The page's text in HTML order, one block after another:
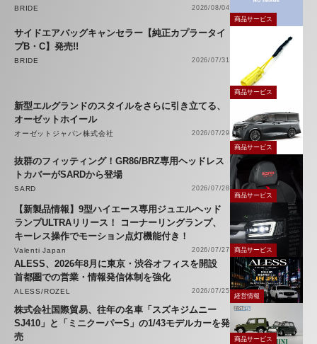
BRIDE
2026/08/04
商品サービス
サイドエアバッグキャンセラー【純正カプラータイ
プB・C】発売!!
BRIDE 2026/07/31
商品サービス
新型エルグランドのスタイルをさらに引き立てる、
オーゼットホイール
オーゼットジャパン株式会社
2026/07/29
商品サービス
抜群のフィッティング！GR86/BRZ専用ヘッドレス
トカバーがSARDから登場
SARD
2026/07/28
商品サービス
【新製品情報】9型ハイエース専用ジュエルヘッド
ランプULTRAリリース！ コーナーリングランプ、
キーレス操作でモーション点灯機能付き！
Valenti Japan 2026/07/27 商品サービス
ALESS、2026年8月に東京・渋谷オフィスを開設
首都圏での営業・情報発信体制を強化
ALESS/ROZEL 2026/07/25
経営情報
株式会社国際貿易、往年の名車「スズキジムニー
SJ410」と「ミニクーパーS」の1/43モデルカーを発
売
商品サービス